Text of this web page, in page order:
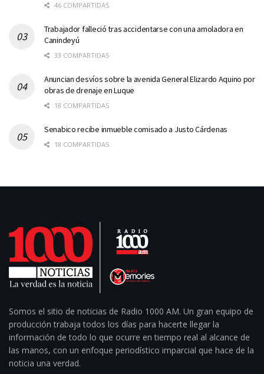
46 COMPARTIDAS
Trabajador falleció tras accidentarse con una amoladora en
Canindeyú
33 COMPARTIDAS
Anuncian desvíos sobre la avenida General Elizardo Aquino por
obras de drenaje en Luque
18 COMPARTIDAS
Senabico recibe inmueble comisado a Justo Cárdenas
18 COMPARTIDAS
Somos el sitio de noticias de Radio 1000 AM. Un gran equipo de
producción trabaja todos los días para hacerte llegar la
información de todo lo que ocurre en tiempo real al alcance de
las manos, con un enfoque periodístico imparcial que hace de la
noticia una verdad.